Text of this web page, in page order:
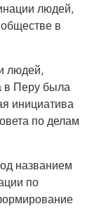
людей,
в
людей,
в Перу была
инициатива
по делам
названием
по